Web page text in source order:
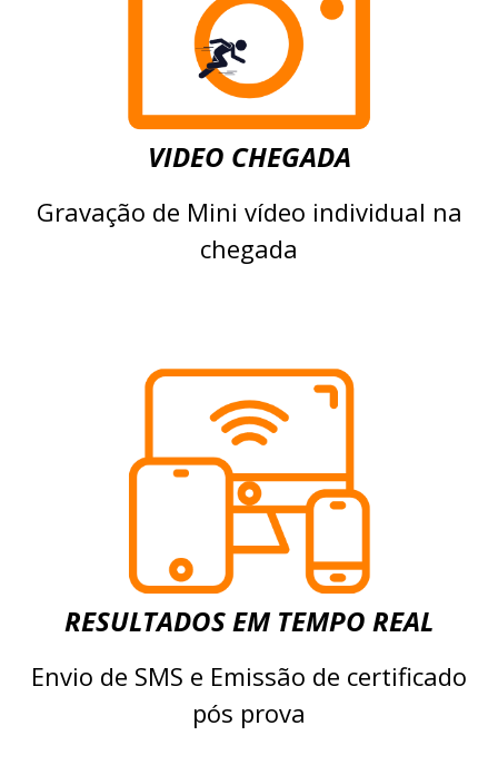
VIDEO CHEGADA
Gravação de Mini vídeo individual na
chegada
RESULTADOS EM TEMPO REAL
Envio de SMS e Emissão de certificado
pós prova